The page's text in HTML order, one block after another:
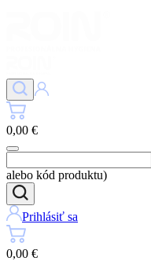
0,00 €
alebo kód produktu)
Prihlásiť sa
0,00 €